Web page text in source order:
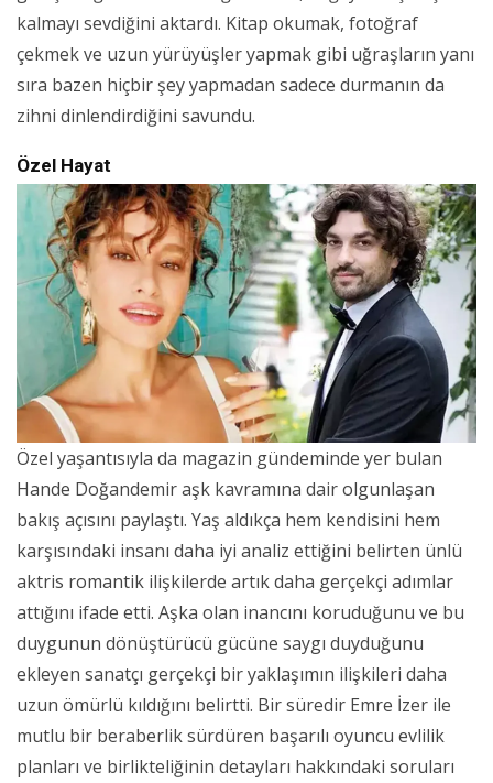
kalmayı sevdiğini aktardı. Kitap okumak, fotoğraf
çekmek ve uzun yürüyüşler yapmak gibi uğraşların yanı
sıra bazen hiçbir şey yapmadan sadece durmanın da
zihni dinlendirdiğini savundu.
Özel Hayat
Özel yaşantısıyla da magazin gündeminde yer bulan
Hande Doğandemir aşk kavramına dair olgunlaşan
bakış açısını paylaştı. Yaş aldıkça hem kendisini hem
karşısındaki insanı daha iyi analiz ettiğini belirten ünlü
aktris romantik ilişkilerde artık daha gerçekçi adımlar
attığını ifade etti. Aşka olan inancını koruduğunu ve bu
duygunun dönüştürücü gücüne saygı duyduğunu
ekleyen sanatçı gerçekçi bir yaklaşımın ilişkileri daha
uzun ömürlü kıldığını belirtti. Bir süredir Emre İzer ile
mutlu bir beraberlik sürdüren başarılı oyuncu evlilik
planları ve birlikteliğinin detayları hakkındaki soruları